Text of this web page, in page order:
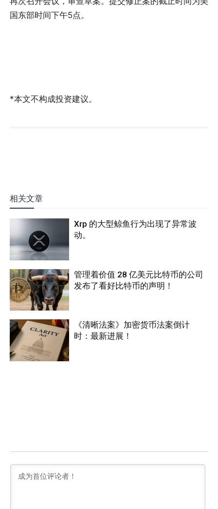
国东部时间下午5点。
*本文不构成投资建议。
相关文章
Xrp 的大型鲸鱼行为出现了异常波
动。
管理着价值 28 亿美元比特币的公司
发布了看好比特币的声明！
《清晰法案》加密货币法案倒计
时：最新进展！